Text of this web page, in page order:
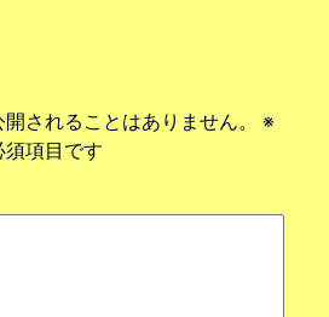
されることはありません。
※
項目です